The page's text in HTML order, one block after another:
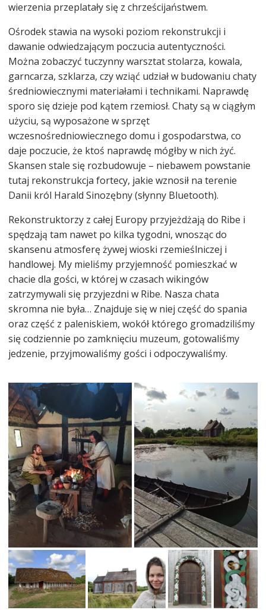
wierzenia przeplatały się z chrześcijaństwem.
Ośrodek stawia na wysoki poziom rekonstrukcji i
dawanie odwiedzającym poczucia autentyczności.
Można zobaczyć tuczynny warsztat stolarza, kowala,
garncarza, szklarza, czy wziąć udział w budowaniu chaty
średniowiecznymi materiałami i technikami. Naprawdę
sporo się dzieje pod kątem rzemiosł. Chaty są w ciągłym
użyciu, są wyposażone w sprzęt
wczesnośredniowiecznego domu i gospodarstwa, co
daje poczucie, że ktoś naprawdę mógłby w nich żyć.
Skansen stale się rozbudowuje – niebawem powstanie
tutaj rekonstrukcja fortecy, jakie wznosił na terenie
Danii król Harald Sinozębny (słynny Bluetooth).
Rekonstruktorzy z całej Europy przyjeżdżają do Ribe i
spędzają tam nawet po kilka tygodni, wnosząc do
skansenu atmosferę żywej wioski rzemieślniczej i
handlowej. My mieliśmy przyjemność pomieszkać w
chacie dla gości, w której w czasach wikingów
zatrzymywali się przyjezdni w Ribe. Nasza chata
skromna nie była… Znajduje się w niej część do spania
oraz część z paleniskiem, wokół którego gromadziliśmy
się codziennie po zamknięciu muzeum, gotowaliśmy
jedzenie, przyjmowaliśmy gości i odpoczywaliśmy.